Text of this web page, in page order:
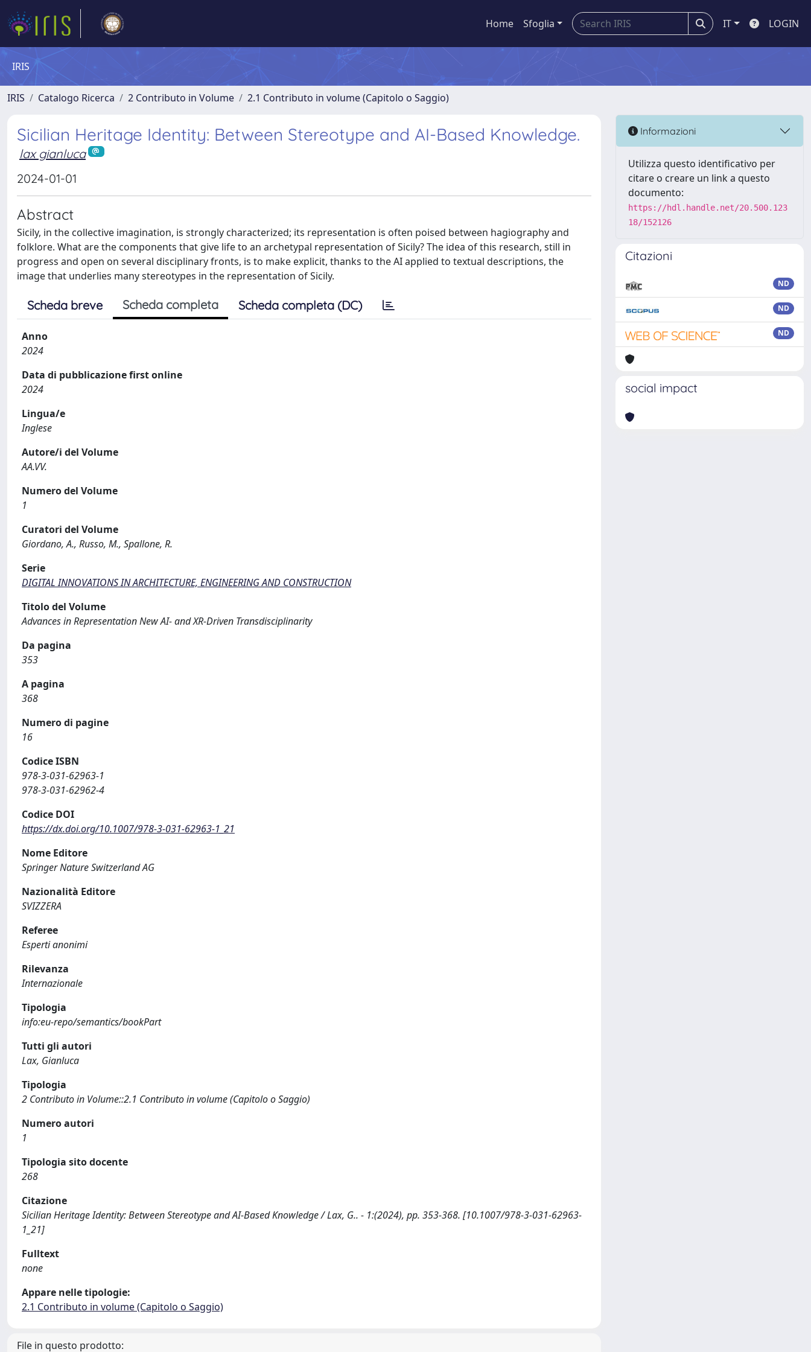
Home Sfoglia IT LOGIN
IRIS
IRIS Catalogo Ricerca 2 Contributo in Volume 2.1 Contributo in volume (Capitolo o Saggio)
Sicilian Heritage Identity: Between Stereotype and AI-Based Knowledge.
lax gianluca
2024-01-01
Abstract
Sicily, in the collective imagination, is strongly characterized; its representation is often poised between hagiography and
folklore. What are the components that give life to an archetypal representation of Sicily? The idea of this research, still in
progress and open on several disciplinary fronts, is to make explicit, thanks to the AI applied to textual descriptions, the
image that underlies many stereotypes in the representation of Sicily.
Scheda breve Scheda completa Scheda completa (DC)
Anno
2024
Data di pubblicazione first online
2024
Lingua/e
Inglese
Autore/i del Volume
AA.VV.
Numero del Volume
1
Curatori del Volume
Giordano, A., Russo, M., Spallone, R.
Serie
DIGITAL INNOVATIONS IN ARCHITECTURE, ENGINEERING AND CONSTRUCTION
Titolo del Volume
Advances in Representation New AI- and XR-Driven Transdisciplinarity
Da pagina
353
A pagina
368
Numero di pagine
16
Codice ISBN
978-3-031-62963-1
978-3-031-62962-4
Codice DOI
https://dx.doi.org/10.1007/978-3-031-62963-1_21
Nome Editore
Springer Nature Switzerland AG
Nazionalità Editore
SVIZZERA
Referee
Esperti anonimi
Rilevanza
Internazionale
Tipologia
info:eu-repo/semantics/bookPart
Tutti gli autori
Lax, Gianluca
Tipologia
2 Contributo in Volume::2.1 Contributo in volume (Capitolo o Saggio)
Numero autori
1
Tipologia sito docente
268
Citazione
Sicilian Heritage Identity: Between Stereotype and AI-Based Knowledge / Lax, G.. - 1:(2024), pp. 353-368. [10.1007/978-3-031-62963-
1_21]
Fulltext
none
Appare nelle tipologie:
2.1 Contributo in volume (Capitolo o Saggio)
File in questo prodotto:
Informazioni
Utilizza questo identificativo per
citare o creare un link a questo
documento:
https://hdl.handle.net/20.500.123
18/152126
Citazioni
ND
ND
ND
social impact